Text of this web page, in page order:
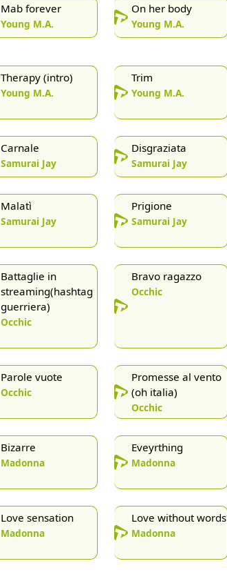
Mab forever
Young M.A.
On her body
Young M.A.
Therapy (intro)
Young M.A.
Trim
Young M.A.
Carnale
Samurai Jay
Disgraziata
Samurai Jay
Malatì
Samurai Jay
Prigione
Samurai Jay
Battaglie in
streaming(hashtag
guerriera)
Occhic
Bravo ragazzo
Occhic
Parole vuote
Occhic
Promesse al vento
(oh italia)
Occhic
Bizarre
Madonna
Eveyrthing
Madonna
Love sensation
Madonna
Love without words
Madonna